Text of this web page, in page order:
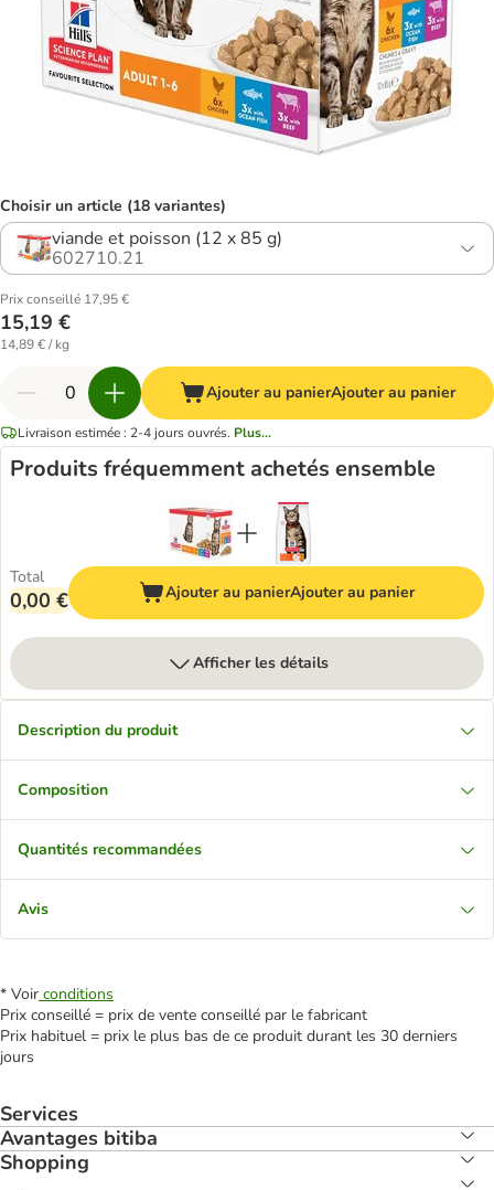
Choisir un article (18 variantes)
viande et poisson (12 x 85 g)
602710.21
Prix conseillé 17,95 €
15,19 €
14,89 € / kg
Ajouter au panierAjouter au panier
Livraison estimée : 2-4 jours ouvrés. Plus...
Produits fréquemment achetés ensemble
Total
0,00 € Ajouter au panierAjouter au panier
Afficher les détails
Description du produit
Composition
Quantités recommandées
Avis
* Voir conditions
Prix conseillé = prix de vente conseillé par le fabricant
Prix habituel = prix le plus bas de ce produit durant les 30 derniers
jours
Services
Avantages bitiba
Shopping